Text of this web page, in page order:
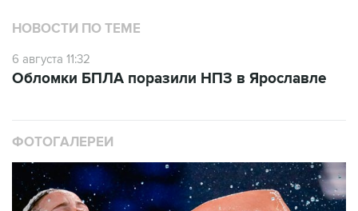
НОВОСТИ ПО ТЕМЕ
6 августа 11:32
Обломки БПЛА поразили НПЗ в Ярославле
ФОТОГАЛЕРЕИ